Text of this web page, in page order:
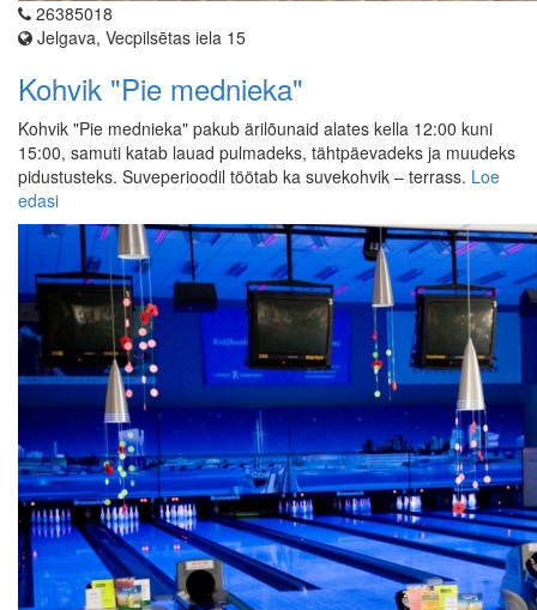
26385018
Jelgava, Vecpilsētas iela 15
Kohvik "Pie mednieka"
Kohvik "Pie mednieka" pakub ärilõunaid alates kella 12:00 kuni
15:00, samuti katab lauad pulmadeks, tähtpäevadeks ja muudeks
pidustusteks. Suveperioodil töötab ka suvekohvik – terrass. Loe
edasi